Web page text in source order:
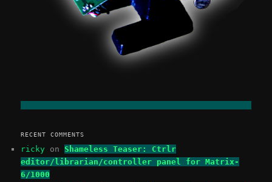
RECENT COMMENTS
ricky onShameless Teaser: Ctrlr
editor/librarian/controller panel for Matrix-
6/1000